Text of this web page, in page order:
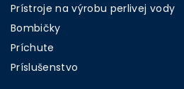
Prístroje na výrobu perlivej vody
Bombičky
Príchute
Príslušenstvo